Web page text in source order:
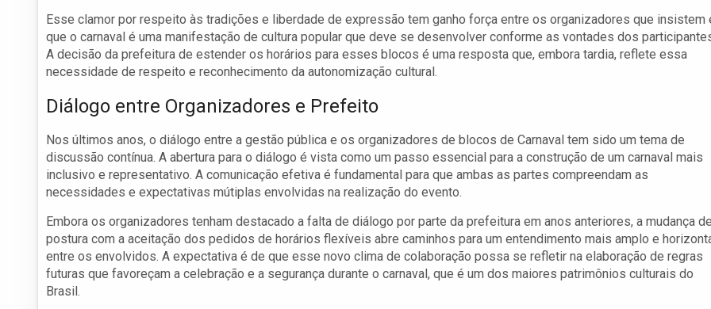
Esse clamor por respeito às tradições e liberdade de expressão tem ganho força entre os organizadores que insistem
que o carnaval é uma manifestação de cultura popular que deve se desenvolver conforme as vontades dos
A decisão da prefeitura de estender os horários para esses blocos é uma resposta que, embora tardia, reflete essa
necessidade de respeito e reconhecimento da autonomização cultural.
Diálogo entre Organizadores e Prefeito
Nos últimos anos, o diálogo entre a gestão pública e os organizadores de blocos de Carnaval tem sido um tema de
discussão contínua. A abertura para o diálogo é vista como um passo essencial para a construção de um carnaval mais
inclusivo e representativo. A comunicação efetiva é fundamental para que ambas as partes compreendam as
necessidades e expectativas mútiplas envolvidas na realização do evento.
Embora os organizadores tenham destacado a falta de diálogo por parte da prefeitura em anos anteriores, a mudança
postura com a aceitação dos pedidos de horários flexíveis abre caminhos para um entendimento mais amplo e
entre os envolvidos. A expectativa é de que esse novo clima de colaboração possa se refletir na elaboração de regras
futuras que favoreçam a celebração e a segurança durante o carnaval, que é um dos maiores patrimônios culturais do
Brasil.